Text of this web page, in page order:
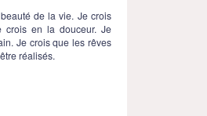
de la vie. Je crois
crois en la douceur. Je
Je crois que les rêves
réalisés.